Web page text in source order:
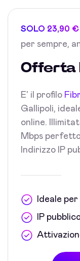
SOLO 23,90 €
per sempre,
Offerta
E' il profilo
Gallipoli,
online.
Mbps
Indirizzo IP
Ideale
IP